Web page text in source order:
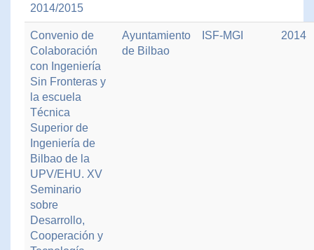
2014/2015
Convenio de
Colaboración
con Ingeniería
Sin Fronteras y
la escuela
Técnica
Superior de
Ingeniería de
Bilbao de la
UPV/EHU. XV
Seminario
sobre
Desarrollo,
Cooperación y
Ayuntamiento
de Bilbao
ISF-MGI 2014